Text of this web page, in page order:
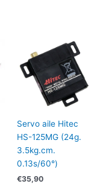
Servo aile Hitec
HS-125MG (24g.
3.5kg.cm.
0.13s/60°)
€35,90